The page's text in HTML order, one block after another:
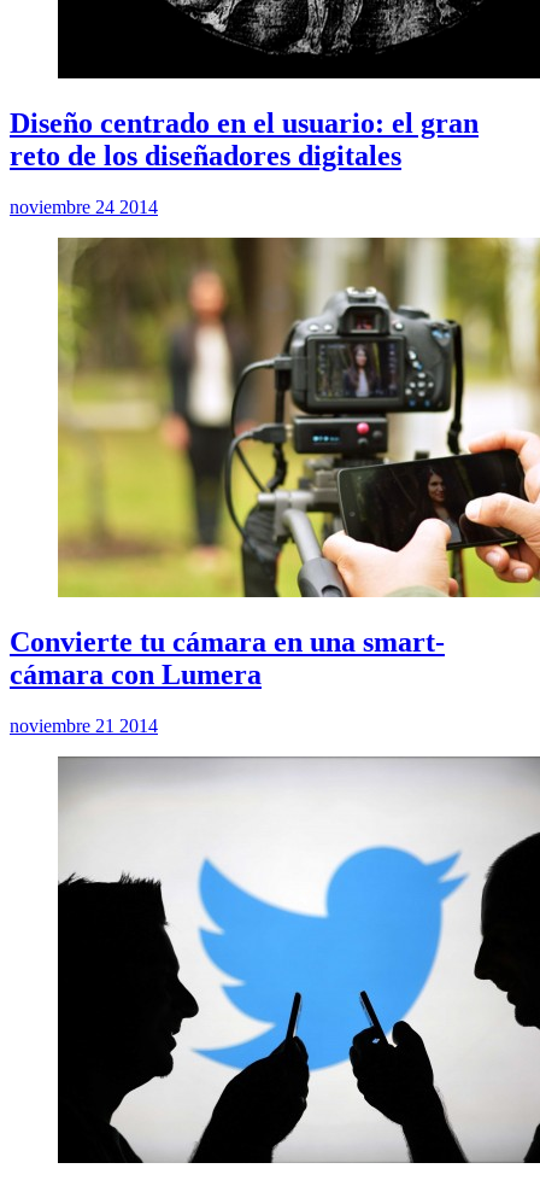
Diseño centrado en el usuario: el gran
reto de los diseñadores digitales
noviembre 24 2014
Convierte tu cámara en una smart-
cámara con Lumera
noviembre 21 2014